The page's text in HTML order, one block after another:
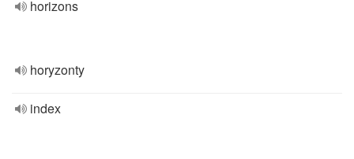
horizons
horyzonty
index